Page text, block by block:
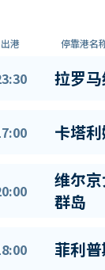
出港 停靠港名
拉罗
卡塔
维尔
群岛
菲利